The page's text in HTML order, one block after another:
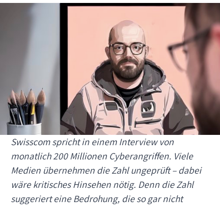
Swisscom spricht in einem Interview von
monatlich 200 Millionen Cyberangriffen. Viele
Medien übernehmen die Zahl ungeprüft – dabei
wäre kritisches Hinsehen nötig. Denn die Zahl
suggeriert eine Bedrohung, die so gar nicht